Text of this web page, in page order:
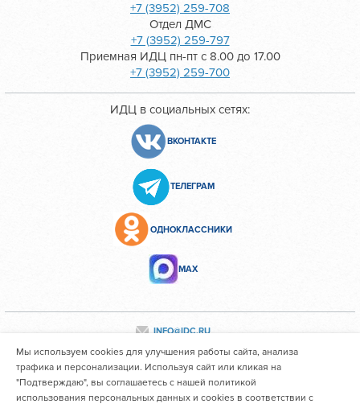
+7 (3952) 259-708
Отдел ДМС
+7 (3952) 259-797
Приемная ИДЦ пн-пт с 8.00 до 17.00
+7 (3952) 259-700
ИДЦ в социальных сетях:
ВКОНТАКТЕ
ТЕЛЕГРАМ
ОДНОКЛАССНИКИ
МАХ
INFO@IDC.RU
Все персональные данные сотрудников размещены с их
согласия
Мы используем cookies для улучшения работы сайта, анализа
трафика и персонализации. Используя сайт или кликая на
"Подтверждаю", вы соглашаетесь с нашей политикой
использования персональных данных и cookies в соответствии с